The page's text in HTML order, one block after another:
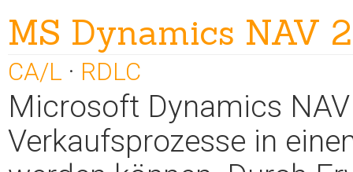
MS Dynamics NAV
CA/L · RDLC
Microsoft Dynamics
Verkaufsprozesse in